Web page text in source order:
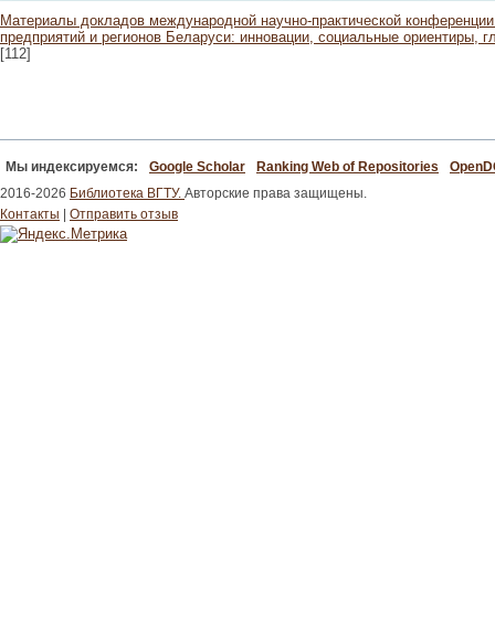
Материалы докладов международной научно-практической
предприятий и регионов Беларуси: инновации, социальные ориентиры,
[112]
Мы индексируемся: Google Scholar Ranking Web of Repositories
2016-2026 Библиотека ВГТУ. Авторские права защищены.
Контакты
Отправить отзыв